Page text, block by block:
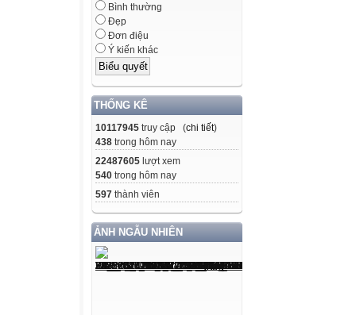
Bình thường
Đẹp
Đơn điệu
Ý kiến khác
THỐNG KÊ
10117945 truy cập (chi tiết)
438 trong hôm nay
22487605 lượt xem
540 trong hôm nay
597 thành viên
ẢNH NGẪU NHIÊN